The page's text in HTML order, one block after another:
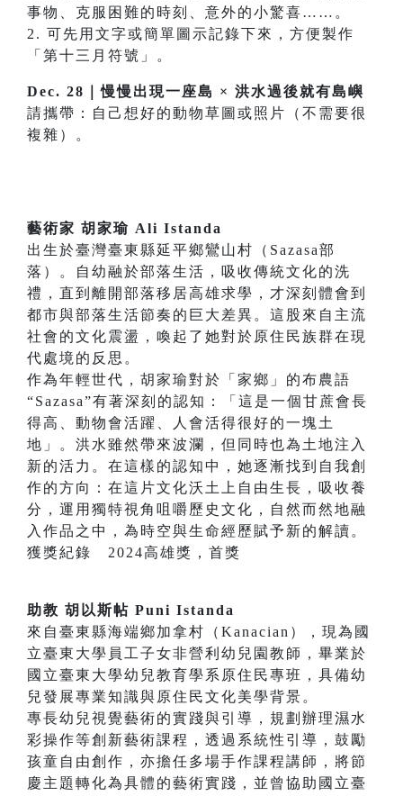
事物、克服困難的時刻、意外的小驚喜……。
2. 可先用文字或簡單圖示記錄下來，方便製作
「第十三月符號」。
Dec. 28｜慢慢出現一座島 × 洪水過後就有島嶼
請攜帶：自己想好的動物草圖或照片（不需要很
複雜）。
藝術家 胡家瑜 Ali Istanda
出生於臺灣臺東縣延平鄉鸞山村（Sazasa部
落）。自幼融於部落生活，吸收傳統文化的洗
禮，直到離開部落移居高雄求學，才深刻體會到
都市與部落生活節奏的巨大差異。這股來自主流
社會的文化震盪，喚起了她對於原住民族群在現
代處境的反思。
作為年輕世代，胡家瑜對於「家鄉」的布農語
“Sazasa”有著深刻的認知：「這是一個甘蔗會長
得高、動物會活躍、人會活得很好的一塊土
地」。洪水雖然帶來波瀾，但同時也為土地注入
新的活力。在這樣的認知中，她逐漸找到自我創
作的方向：在這片文化沃土上自由生長，吸收養
分，運用獨特視角咀嚼歷史文化，自然而然地融
入作品之中，為時空與生命經歷賦予新的解讀。
獲獎紀錄 2024高雄獎，首獎
助教 胡以斯帖 Puni Istanda
來自臺東縣海端鄉加拿村（Kanacian），現為國
立臺東大學員工子女非營利幼兒園教師，畢業於
國立臺東大學幼兒教育學系原住民專班，具備幼
兒發展專業知識與原住民文化美學背景。
專長幼兒視覺藝術的實踐與引導，規劃辦理濕水
彩操作等創新藝術課程，透過系統性引導，鼓勵
孩童自由創作，亦擔任多場手作課程講師，將節
慶主題轉化為具體的藝術實踐，並曾協助國立臺